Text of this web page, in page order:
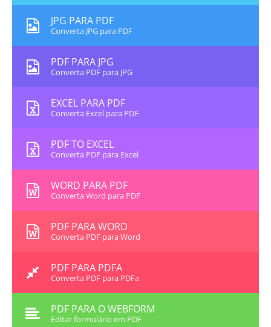
JPG PARA PDF
Converta JPG para PDF
PDF PARA JPG
Converta PDF para JPG
EXCEL PARA PDF
Converta Excel para PDF
PDF TO EXCEL
Converta PDF para Excel
WORD PARA PDF
Converta Word para PDF
PDF PARA WORD
Converta PDF para Word
PDF PARA PDFA
Converta PDF para PDFa
PDF PARA O WEBFORM
Editar formulário em PDF